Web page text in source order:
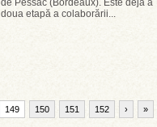
de Pessac (Bordeaux). Este deja a
doua etapă a colaborării...
149 150 151 152 › »